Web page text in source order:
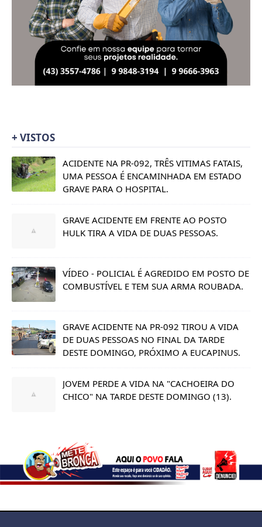
+ VISTOS
ACIDENTE NA PR-092, TRÊS VITIMAS FATAIS,
UMA PESSOA É ENCAMINHADA EM ESTADO
GRAVE PARA O HOSPITAL.
GRAVE ACIDENTE EM FRENTE AO POSTO
HULK TIRA A VIDA DE DUAS PESSOAS.
VÍDEO - POLICIAL É AGREDIDO EM POSTO DE
COMBUSTÍVEL E TEM SUA ARMA ROUBADA.
GRAVE ACIDENTE NA PR-092 TIROU A VIDA
DE DUAS PESSOAS NO FINAL DA TARDE
DESTE DOMINGO, PRÓXIMO A EUCAPINUS.
JOVEM PERDE A VIDA NA "CACHOEIRA DO
CHICO" NA TARDE DESTE DOMINGO (13).